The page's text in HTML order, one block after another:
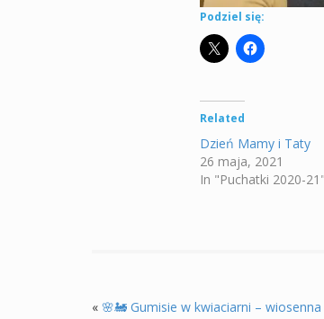
Podziel się:
Related
Dzień Mamy i Taty
26 maja, 2021
In "Puchatki 2020-21"
« 🌸🚂 Gumisie w kwiaciarni –